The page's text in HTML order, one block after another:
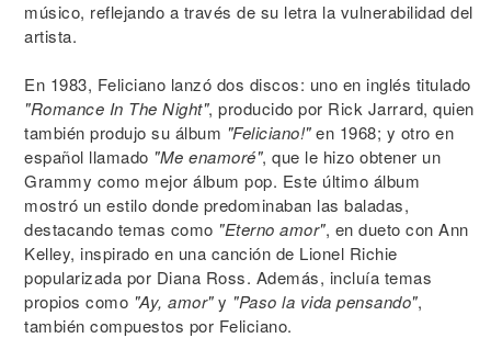
músico, reflejando a través de su letra la vulnerabilidad del
artista.
En 1983, Feliciano lanzó dos discos: uno en inglés titulado
"Romance In The Night", producido por Rick Jarrard, quien
también produjo su álbum "Feliciano!"en 1968; y otro en
español llamado "Me enamoré", que le hizo obtener un
Grammy como mejor álbum pop. Este último álbum
mostró un estilo donde predominaban las baladas,
destacando temas como "Eterno amor", en dueto con Ann
Kelley, inspirado en una canción de Lionel Richie
popularizada por Diana Ross. Además, incluía temas
propios como "Ay, amor"y "Paso la vida pensando",
también compuestos por Feliciano.